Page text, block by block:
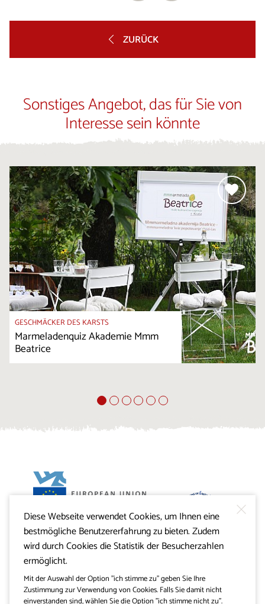
ZURÜCK
Sonstiges Angebot, das für Sie von
Interesse sein könnte
GESCHMÄCKER DES KARSTS
Marmeladenquiz Akademie Mmm
Beatrice
Projekt Visitkras. Die Investition wird von der Republik
Slowenien und von der Europäischen Union aus dem
Europäischen Fonds für regionale Entwicklung
mitfinanziert.
Diese Webseite verwendet Cookies, um Ihnen eine
bestmögliche Benutzererfahrung zu bieten. Zudem
wird durch Cookies die Statistik der Besucherzahlen
ermöglicht.
Mit der Auswahl der Option "ich stimme zu" geben Sie Ihre
Zustimmung zur Verwendung von Cookies. Falls Sie damit nicht
einverstanden sind, wählen Sie die Option "ich stimme nicht zu".